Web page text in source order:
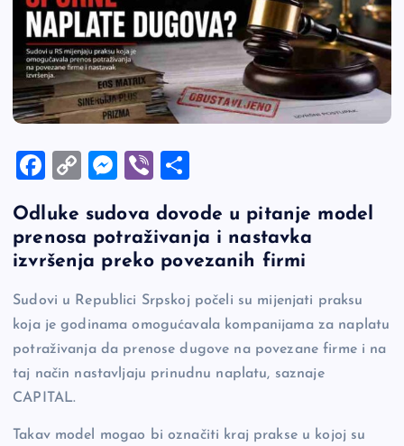
F
c
e
o
o
k
C
p
y
Li
n
k
M
se
n
er
Vi
er ar
e
Odluke sudova dovode u pitanje model
prenosa potraživanja i nastavka
izvršenja preko povezanih firmi
Sudovi u Republici Srpskoj počeli su mijenjati praksu
koja je godinama omogućavala kompanijama za naplatu
potraživanja da prenose dugove na povezane firme i na
taj način nastavljaju prinudnu naplatu, saznaje
CAPITAL.
Takav model mogao bi označiti kraj prakse u kojoj su